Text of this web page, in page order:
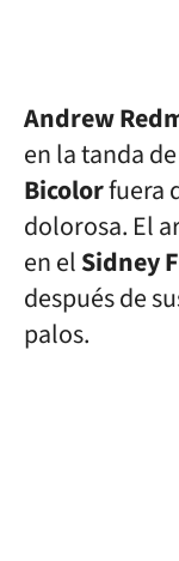
Andrew
en la tanda
Bicolorfuera
dolorosa. El
en elSidney
después de
palos.